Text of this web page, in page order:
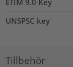
ETIM 9.0 Key
UNSPSC key
Tillbehör